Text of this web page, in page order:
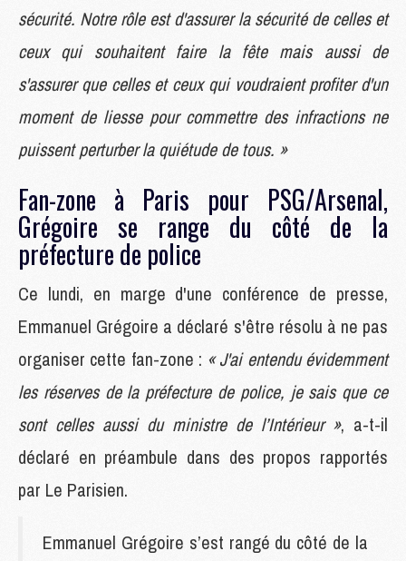
sécurité. Notre rôle est d'assurer la sécurité de celles et
ceux qui souhaitent faire la fête mais aussi de
s'assurer que celles et ceux qui voudraient profiter d'un
moment de liesse pour commettre des infractions ne
puissent perturber la quiétude de tous. »
Fan-zone à Paris pour PSG/Arsenal,
Grégoire se range du côté de la
préfecture de police
Ce lundi, en marge d'une conférence de presse,
Emmanuel Grégoire a déclaré s'être résolu à ne pas
organiser cette fan-zone : « J'ai entendu évidemment
les réserves de la préfecture de police, je sais que ce
sont celles aussi du ministre de l’Intérieur », a-t-il
déclaré en préambule dans des propos rapportés
par Le Parisien.
Emmanuel Grégoire s’est rangé du côté de la